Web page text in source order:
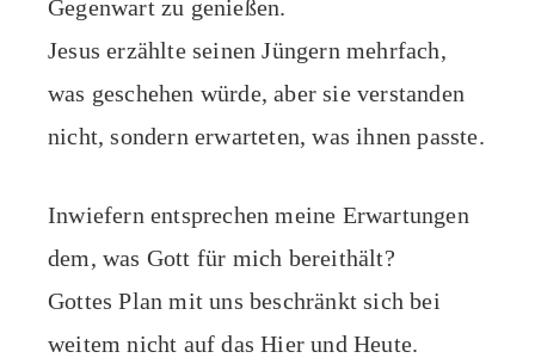
Gegenwart zu genießen.
Jesus erzählte seinen Jüngern mehrfach,
was geschehen würde, aber sie verstanden
nicht, sondern erwarteten, was ihnen passte.
Inwiefern entsprechen meine Erwartungen
dem, was Gott für mich bereithält?
Gottes Plan mit uns beschränkt sich bei
weitem nicht auf das Hier und Heute.